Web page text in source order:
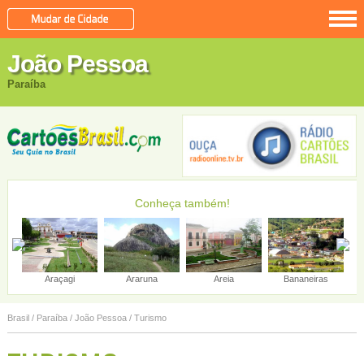
João Pessoa
Paraíba
Conheça também!
Bayeux Aroeiras Alagoa Grande
Brasil/ Paraíba/ João Pessoa/ Turismo